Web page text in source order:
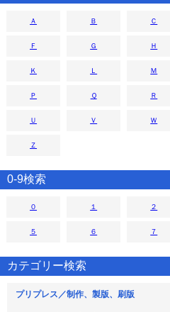
Ａ Ｂ Ｃ
Ｆ Ｇ Ｈ
Ｋ Ｌ Ｍ
Ｐ Ｑ Ｒ
Ｕ Ｖ Ｗ
Ｚ
0-9検索
０ １ ２
５ ６ ７
カテゴリー検索
プリプレス／制作、製版、刷版